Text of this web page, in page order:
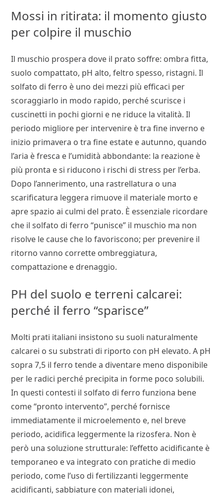
Mossi in ritirata: il momento giusto
per colpire il muschio
Il muschio prospera dove il prato soffre: ombra fitta,
suolo compattato, pH alto, feltro spesso, ristagni. Il
solfato di ferro è uno dei mezzi più efficaci per
scoraggiarlo in modo rapido, perché scurisce i
cuscinetti in pochi giorni e ne riduce la vitalità. Il
periodo migliore per intervenire è tra fine inverno e
inizio primavera o tra fine estate e autunno, quando
l’aria è fresca e l’umidità abbondante: la reazione è
più pronta e si riducono i rischi di stress per l’erba.
Dopo l’annerimento, una rastrellatura o una
scarificatura leggera rimuove il materiale morto e
apre spazio ai culmi del prato. È essenziale ricordare
che il solfato di ferro “punisce” il muschio ma non
risolve le cause che lo favoriscono; per prevenire il
ritorno vanno corrette ombreggiatura,
compattazione e drenaggio.
PH del suolo e terreni calcarei:
perché il ferro “sparisce”
Molti prati italiani insistono su suoli naturalmente
calcarei o su substrati di riporto con pH elevato. A pH
sopra 7,5 il ferro tende a diventare meno disponibile
per le radici perché precipita in forme poco solubili.
In questi contesti il solfato di ferro funziona bene
come “pronto intervento”, perché fornisce
immediatamente il microelemento e, nel breve
periodo, acidifica leggermente la rizosfera. Non è
però una soluzione strutturale: l’effetto acidificante è
temporaneo e va integrato con pratiche di medio
periodo, come l’uso di fertilizzanti leggermente
acidificanti, sabbiature con materiali idonei,